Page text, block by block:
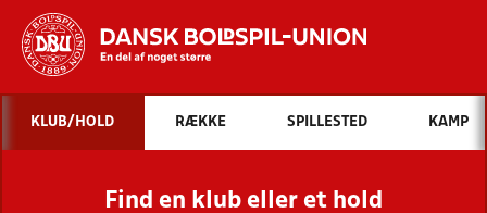
Hvad vil du søge efter?
INDHOLD OG NYHEDER
STILLINGER, RESULTATER, KLUBBER OG
KLUB/HOLD RÆKKE SPILLESTED KAMP
Find en klub eller et hold